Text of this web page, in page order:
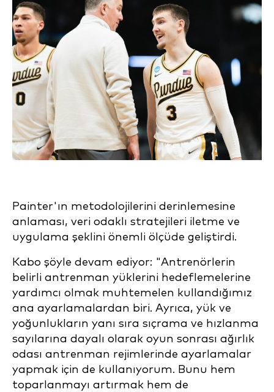
Painter'ın metodolojilerini derinlemesine
anlaması, veri odaklı stratejileri iletme ve
uygulama şeklini önemli ölçüde geliştirdi.
Kabo şöyle devam ediyor: "Antrenörlerin
belirli antrenman yüklerini hedeflemelerine
yardımcı olmak muhtemelen kullandığımız
ana ayarlamalardan biri. Ayrıca, yük ve
yoğunlukların yanı sıra sıçrama ve hızlanma
sayılarına dayalı olarak oyun sonrası ağırlık
odası antrenman rejimlerinde ayarlamalar
yapmak için de kullanıyorum. Bunu hem
toparlanmayı artırmak hem de